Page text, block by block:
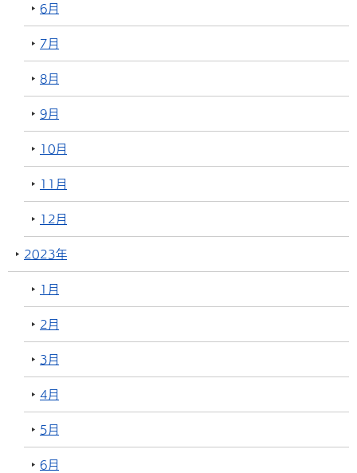
6月
7月
8月
9月
10月
11月
12月
2023年
1月
2月
3月
4月
5月
6月